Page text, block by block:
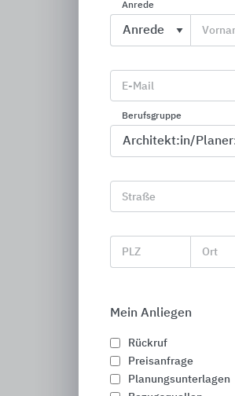
Anrede
E-Mail
Berufsgruppe
Straße
PLZ Ort
Mein Anliegen
Rückruf
Preisanfrage
Planungsunterlagen